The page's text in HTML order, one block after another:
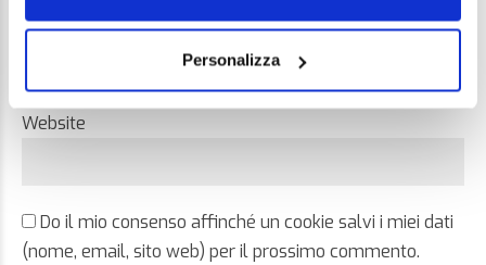
Personalizza
Email *
Website
Do il mio consenso affinché un cookie salvi i miei dati
(nome, email, sito web) per il prossimo commento.